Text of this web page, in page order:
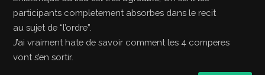
participants completement absorbes dans le recit
au sujet de “l’ordre”.
J’ai vraiment hate de savoir comment les 4 comperes
vont s’en sortir.